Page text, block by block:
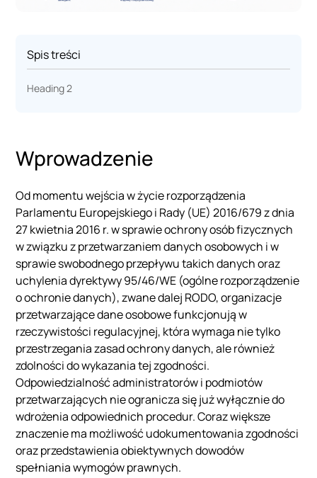
Spis treści
Heading 2
Wprowadzenie
Od momentu wejścia w życie rozporządzenia
Parlamentu Europejskiego i Rady (UE) 2016/679 z dnia
27 kwietnia 2016 r. w sprawie ochrony osób fizycznych
w związku z przetwarzaniem danych osobowych i w
sprawie swobodnego przepływu takich danych oraz
uchylenia dyrektywy 95/46/WE (ogólne rozporządzenie
o ochronie danych), zwane dalej RODO, organizacje
przetwarzające dane osobowe funkcjonują w
rzeczywistości regulacyjnej, która wymaga nie tylko
przestrzegania zasad ochrony danych, ale również
zdolności do wykazania tej zgodności.
Odpowiedzialność administratorów i podmiotów
przetwarzających nie ogranicza się już wyłącznie do
wdrożenia odpowiednich procedur. Coraz większe
znaczenie ma możliwość udokumentowania zgodności
oraz przedstawienia obiektywnych dowodów
spełniania wymogów prawnych.